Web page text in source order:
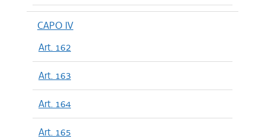
CAPO IV
Art. 162
Art. 163
Art. 164
Art. 165